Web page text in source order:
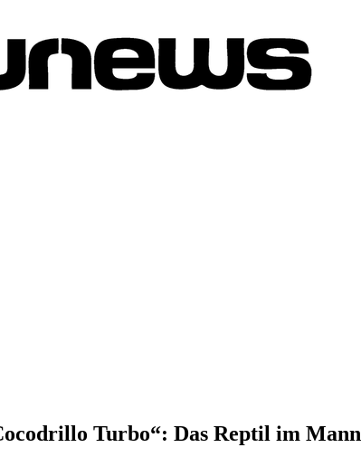
Turbo“: Das Reptil im Mann